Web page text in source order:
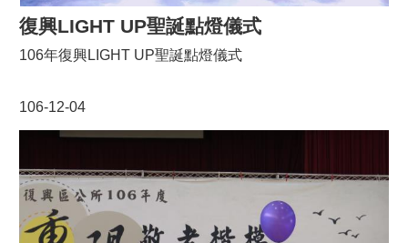
復興LIGHT UP聖誕點燈儀式
106-12-04
106年復興LIGHT UP聖誕點燈儀式